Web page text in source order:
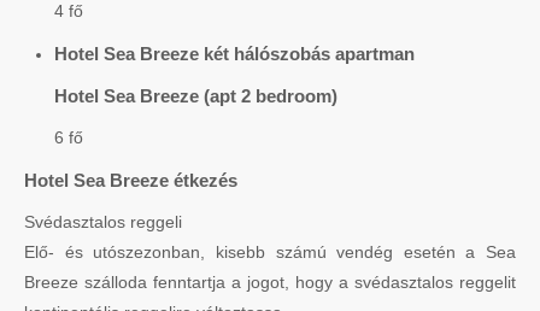
4 fő
Hotel Sea Breeze két hálószobás apartman
Hotel Sea Breeze (apt 2 bedroom)
6 fő
Hotel Sea Breeze étkezés
Svédasztalos reggeli
Elő- és utószezonban, kisebb számú vendég esetén a Sea
Breeze szálloda fenntartja a jogot, hogy a svédasztalos reggelit